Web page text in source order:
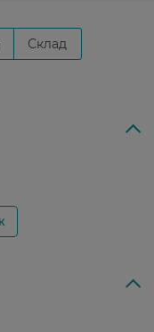
Склад